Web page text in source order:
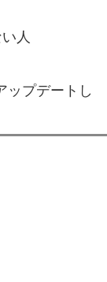
人
ップデートし